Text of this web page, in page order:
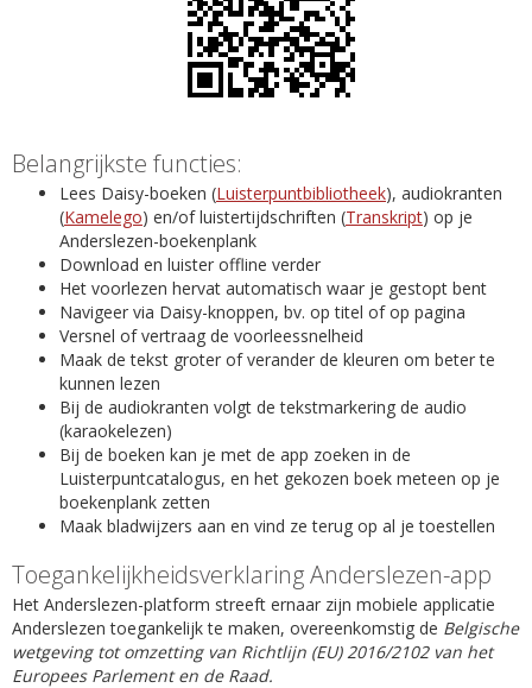
Belangrijkste functies:
Lees Daisy-boeken (Luisterpuntbibliotheek), audiokranten
(Kamelego) en/of luistertijdschriften (Transkript) op je
Anderslezen-boekenplank
Download en luister offline verder
Het voorlezen hervat automatisch waar je gestopt bent
Navigeer via Daisy-knoppen, bv. op titel of op pagina
Versnel of vertraag de voorleessnelheid
Maak de tekst groter of verander de kleuren om beter te
kunnen lezen
Bij de audiokranten volgt de tekstmarkering de audio
(karaokelezen)
Bij de boeken kan je met de app zoeken in de
Luisterpuntcatalogus, en het gekozen boek meteen op je
boekenplank zetten
Maak bladwijzers aan en vind ze terug op al je toestellen
Toegankelijkheidsverklaring Anderslezen-app
Het Anderslezen-platform streeft ernaar zijn mobiele applicatie
Anderslezen toegankelijk te maken, overeenkomstig de Belgische
wetgeving tot omzetting van Richtlijn (EU) 2016/2102 van het
Europees Parlement en de Raad.